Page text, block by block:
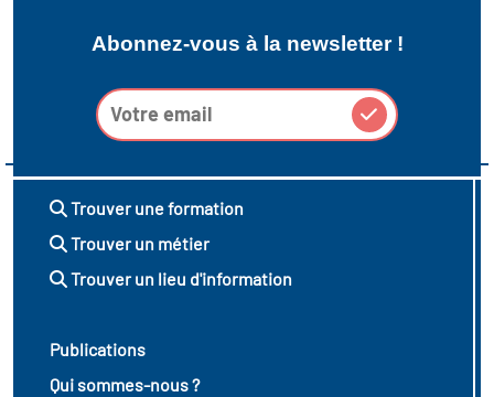
Abonnez-vous à la newsletter !
Trouver une formation
Trouver un métier
Trouver un lieu d'information
Publications
Qui sommes-nous ?